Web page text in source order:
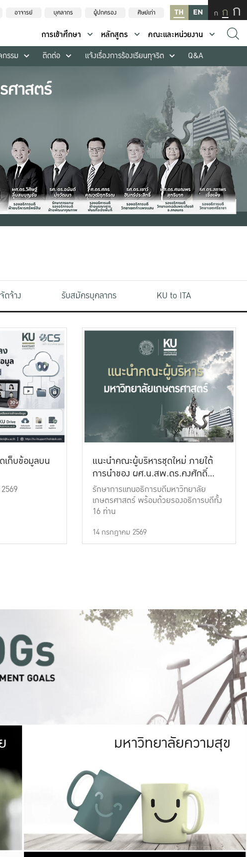
อาจารย์ บุคลากร ผู้ปกครอง ศิษย์เก่า TH EN ก ก ก
การเข้าศึกษา หลักสูตร
คณะและหน่วยงาน
รรม ติดต่อ แจ้งเรื่องการร้องเรียนทุจริต Q&A
ดจ้าง รับสมัครบุคลากร KU to ITA
เก็บข้อมูลบน
แนะนำคณะผู้บริหารชุดใหม่ ภายใต้
การนำของ ผศ.น.สพ.ดร.คงศักดิ์
เที่ยงธรรม
รักษาการแทนอธิการบดีมหาวิทยาลัย
เกษตรศาสตร์ พร้อมด้วยรองอธิการบดีทั้ง
16 ท่าน
14 กรกฎาคม 2569
ย
ยวสดใส หนาแน่น
FOREST)
ระมาณ 1,400 ไร่
มหาวิทยาลัย
ให้กับประชาชน
มหาวิทยาลัยความสุข